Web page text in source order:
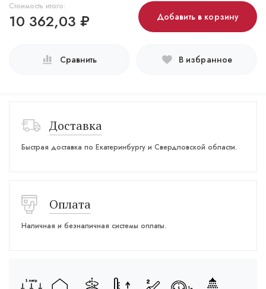
Стоимость итого:
10 362,03 ₽ Добавить в корзину
Сравнить В избранное
Доставка
Быстрая доставка по Екатеринбургу и Свердловской области.
Оплата
Наличная и безналичная системы оплаты.